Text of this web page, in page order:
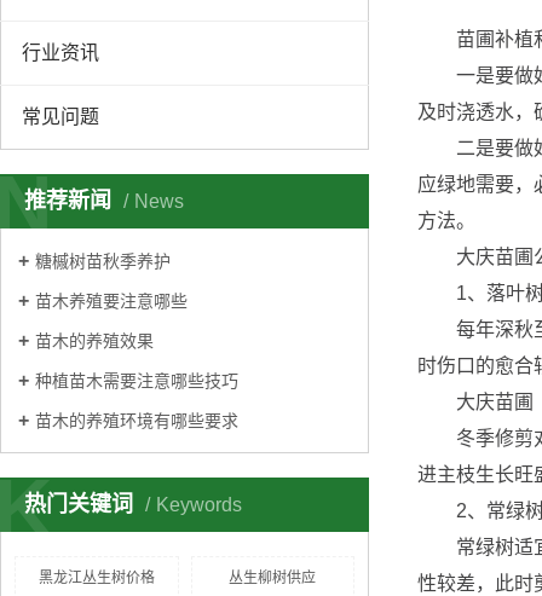
行业资讯
常见问题
推荐新闻 News
糖槭树苗秋季养护
苗木养殖要注意哪些
苗木的养殖效果
种植苗木需要注意哪些技巧
苗木的养殖环境有哪些要求
热门关键词 Keywords
黑龙江丛生树价格 丛生柳树供应
苗圃补植和
一是要做好
及时浇透水，
二是要做好
应绿地需要，
方法。
大庆苗圃公
1、落叶
每年深秋至
时伤口的愈合
大庆苗圃
冬季修剪对
进主枝生长旺
2、常绿
常绿树适宜
性较差，此时